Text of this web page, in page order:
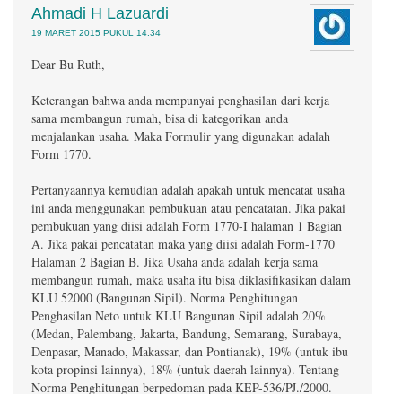
Ahmadi H Lazuardi
19 MARET 2015 PUKUL 14.34
Dear Bu Ruth,
Keterangan bahwa anda mempunyai penghasilan dari kerja
sama membangun rumah, bisa di kategorikan anda
menjalankan usaha. Maka Formulir yang digunakan adalah
Form 1770.
Pertanyaannya kemudian adalah apakah untuk mencatat usaha
ini anda menggunakan pembukuan atau pencatatan. Jika pakai
pembukuan yang diisi adalah Form 1770-I halaman 1 Bagian
A. Jika pakai pencatatan maka yang diisi adalah Form-1770
Halaman 2 Bagian B. Jika Usaha anda adalah kerja sama
membangun rumah, maka usaha itu bisa diklasifikasikan dalam
KLU 52000 (Bangunan Sipil). Norma Penghitungan
Penghasilan Neto untuk KLU Bangunan Sipil adalah 20%
(Medan, Palembang, Jakarta, Bandung, Semarang, Surabaya,
Denpasar, Manado, Makassar, dan Pontianak), 19% (untuk ibu
kota propinsi lainnya), 18% (untuk daerah lainnya). Tentang
Norma Penghitungan berpedoman pada KEP-536/PJ./2000.